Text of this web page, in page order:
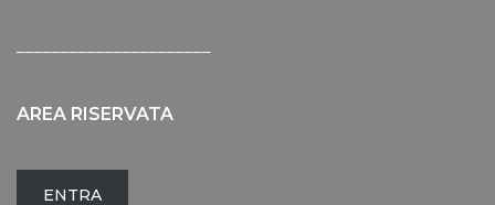
AREA RISERVATA
ENTRA